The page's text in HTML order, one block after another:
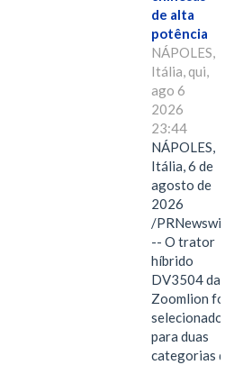
de alta
potência
NÁPOLES,
Itália, qui,
ago 6
2026
23:44
NÁPOLES,
Itália, 6 de
agosto de
2026
/PRNewswire/
-- O trator
híbrido
DV3504 da
Zoomlion foi
selecionado
para duas
categorias do